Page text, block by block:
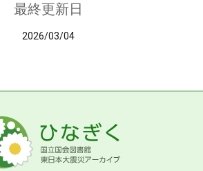
最終更新日
2026/03/04